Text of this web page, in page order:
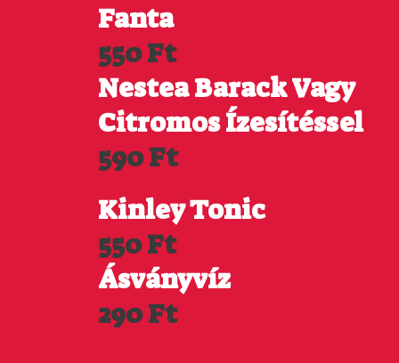
Fanta
550 Ft
Nestea Barack Vagy
Citromos Ízesítéssel
590 Ft
Kinley Tonic
550 Ft
Ásványvíz
290 Ft